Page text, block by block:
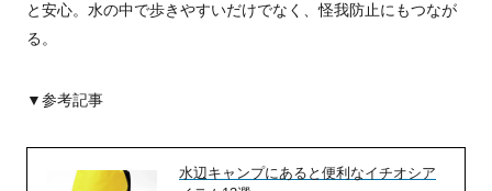
と安心。水の中で歩きやすいだけでなく、怪我防止にもつなが
る。
▼参考記事
水辺キャンプにあると便利なイチオシア